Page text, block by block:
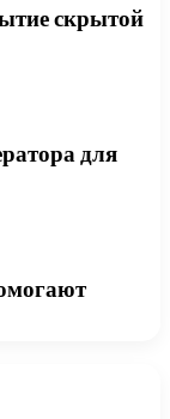
скрытой
для